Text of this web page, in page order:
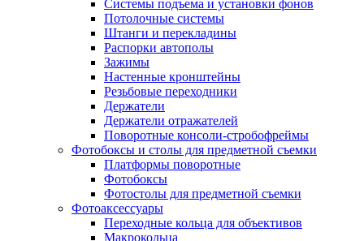
Системы подъема и установки фонов
Потолочные системы
Штанги и перекладины
Распорки автополы
Зажимы
Настенные кронштейны
Резьбовые переходники
Держатели
Держатели отражателей
Поворотные консоли-стробофреймы
Фотобоксы и столы для предметной съемки
Платформы поворотные
Фотобоксы
Фотостолы для предметной съемки
Фотоаксессуары
Переходные кольца для объективов
Макрокольца